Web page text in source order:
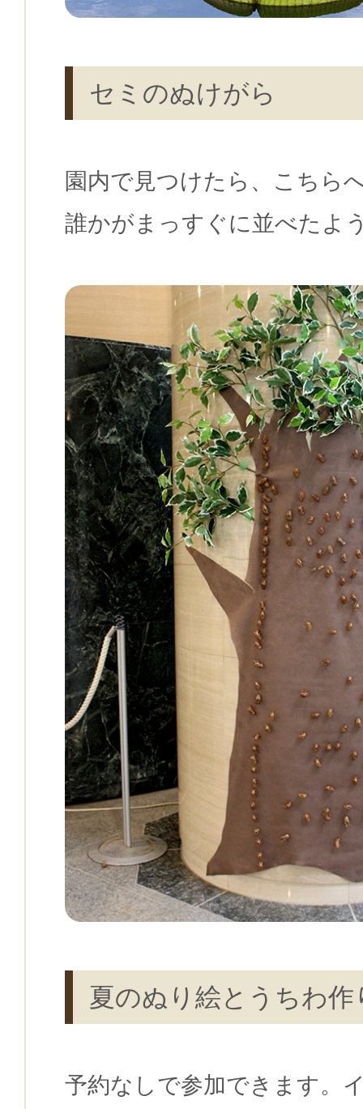
セミのぬけがら
園内で見つけたら、こちら
誰かがまっすぐに並べたよ
夏のぬり絵とうちわ作
予約なしで参加できます。